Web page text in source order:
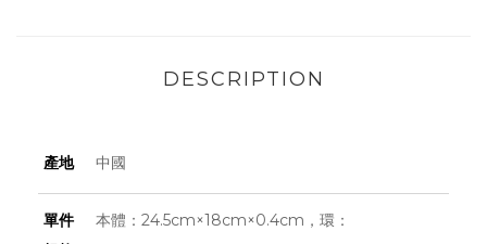
DESCRIPTION
產地 中國
單件
本體：24.5cm×18cm×0.4cm，環：